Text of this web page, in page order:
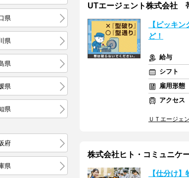
県
県
県
県
県
府
県
UTエージェント株式会社
【ピッキ
ど！
給与
シフト
雇用形態
アクセス
ＵＴエージェ
株式会社ヒト・コミュニケ
【仕分け